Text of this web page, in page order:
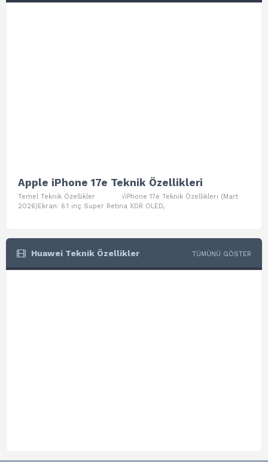
Apple iPhone 17e Teknik Özellikleri
Temel Teknik Özellikler √iPhone 17e Teknik Özellikleri (Mart
2026)Ekran: 6.1 inç Super Retina XDR OLED,
Huawei Teknik Özellikler TÜMÜNÜ GÖSTER